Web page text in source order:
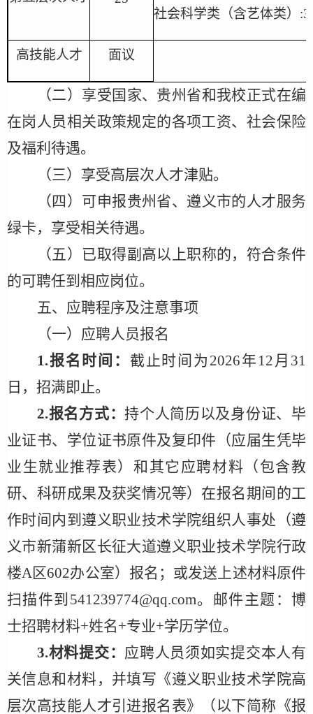
社会科学类 （含艺体类） :3
高技能人才 面议
（二） 享受国家、贵州省和我校正式在编
在岗人员相关政策规定的各项工资、社会保险
及福利待遇。
（三） 享受高层次人才津贴。
（四 ） 可申报贵州省、遵义市的人才服务
绿卡，享受相关待遇。
（五 ） 已取得副高以上职称的，符合条件
的可聘任到相应岗位。
五、应聘程序及注意事项
（一）应聘人员报名
1.报名时间： 截止 时间为 2026年 12 月 31
日，招满即止。
2.报名方式：持个人简历以及身份证、毕
业证书、学位证书原件及复印件（应届生凭毕
业生就业推荐表）和其它应聘材料（包含教
研、科研成果及获奖情况等）在报名期间的工
作时间内到 遵义职业技术学院组织人事处（遵
义市新蒲新区长征大道遵义职业技术学院行政
楼A区602办公室）报名；或发送上述材料原件
扫描件到 541239774@qq.com。邮件主题：博
士招聘材料+姓名+专业+学历学位。
3.材料提交： 应聘人员须如实提交本人有
关信息和材料，并填写《遵义职业技术学院高
层次高技能人才引进报名表》（以下简称《报